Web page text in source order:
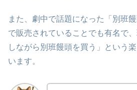
また、劇中で話題になった「別班
で販売されていることでも有名で
しながら別班饅頭を買う」という
います。